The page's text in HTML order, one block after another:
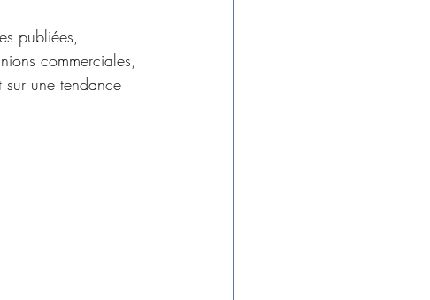
publiées,
commerciales,
une tendance